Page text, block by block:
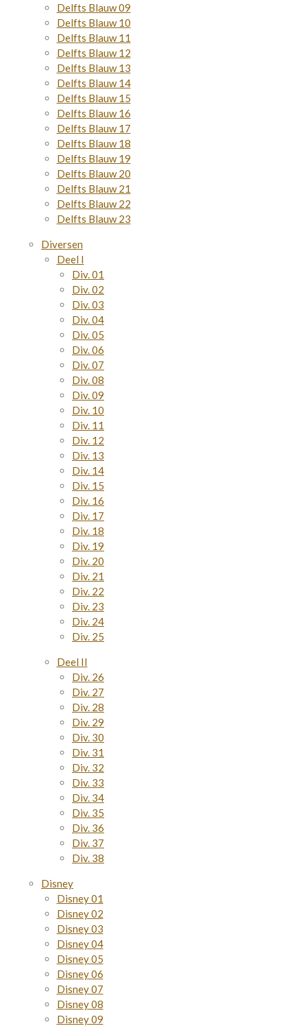
Delfts Blauw 09
Delfts Blauw 10
Delfts Blauw 11
Delfts Blauw 12
Delfts Blauw 13
Delfts Blauw 14
Delfts Blauw 15
Delfts Blauw 16
Delfts Blauw 17
Delfts Blauw 18
Delfts Blauw 19
Delfts Blauw 20
Delfts Blauw 21
Delfts Blauw 22
Delfts Blauw 23
Diversen
Deel I
Div. 01
Div. 02
Div. 03
Div. 04
Div. 05
Div. 06
Div. 07
Div. 08
Div. 09
Div. 10
Div. 11
Div. 12
Div. 13
Div. 14
Div. 15
Div. 16
Div. 17
Div. 18
Div. 19
Div. 20
Div. 21
Div. 22
Div. 23
Div. 24
Div. 25
Deel II
Div. 26
Div. 27
Div. 28
Div. 29
Div. 30
Div. 31
Div. 32
Div. 33
Div. 34
Div. 35
Div. 36
Div. 37
Div. 38
Disney
Disney 01
Disney 02
Disney 03
Disney 04
Disney 05
Disney 06
Disney 07
Disney 08
Disney 09